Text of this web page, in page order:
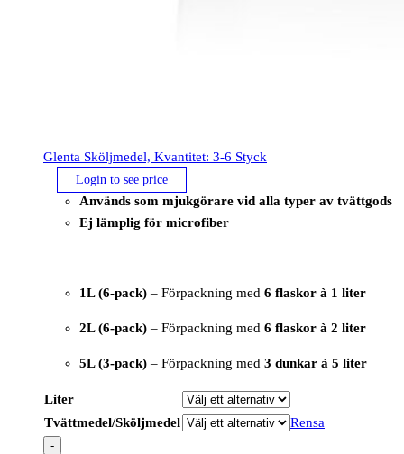
Glenta Sköljmedel, Kvantitet: 3-6 Styck
Login to see price
Används som mjukgörare vid alla typer av tvättgods
Ej lämplig för microfiber
1L (6-pack) – Förpackning med 6 flaskor à 1 liter
2L (6-pack) – Förpackning med 6 flaskor à 2 liter
5L (3-pack) – Förpackning med 3 dunkar à 5 liter
Liter
Tvättmedel/Sköljmedel
Rensa
-